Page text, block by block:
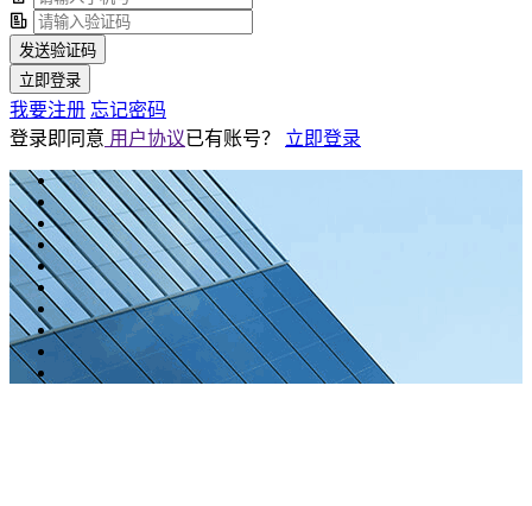
发送验证码
立即登录
我要注册 忘记密码
登录即同意 用户协议已有账号？ 立即登录